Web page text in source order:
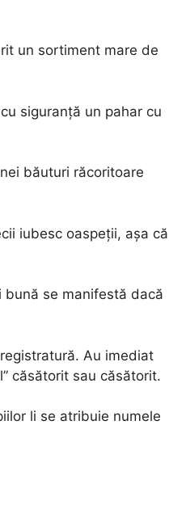
un sortiment mare de
siguranță un pahar cu
băuturi răcoritoare
iubesc oaspeții, așa că
se manifestă dacă
Au imediat
căsătorit sau căsătorit.
li se atribuie numele